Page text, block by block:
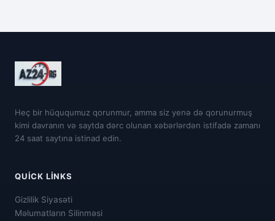
Heç bir hüququmuz qorunmur, amma siz yenə də qorunurmuş
kimi davranın və saytda dərc olunan xəbərlərdən istifadə zamanı
24 saat saytına istinad edin.
QUICK LINKS
Gizlilik Siyasəti
Məlumatların Silinməsi